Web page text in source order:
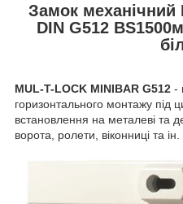
Замок механічний
DIN G512
MUL-T-LOCK MINIBAR G512 -
горизонтального монтажу під
встановлення на металеві та
ворота, ролети, віконниці та ін.